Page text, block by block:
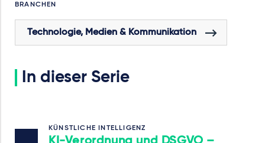
BRANCHEN
Technologie, Medien & Kommunikation
In dieser Serie
KÜNSTLICHE INTELLIGENZ